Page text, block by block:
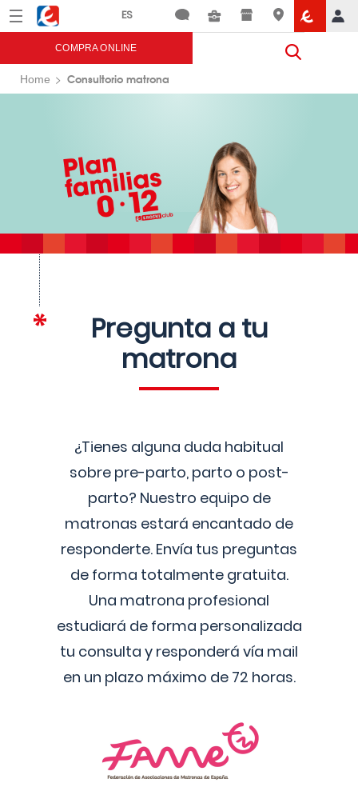
Menú Eroski
COMPRA ONLINE
Home Consultorio matrona
Pregunta a tu
matrona
¿Tienes alguna duda habitual
sobre pre-parto, parto o post-
parto? Nuestro equipo de
matronas estará encantado de
responderte. Envía tus preguntas
de forma totalmente gratuita.
Una matrona profesional
estudiará de forma personalizada
tu consulta y responderá vía mail
en un plazo máximo de 72 horas.